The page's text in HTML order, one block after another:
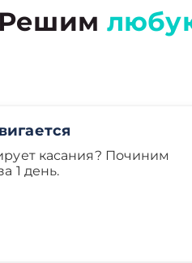
Решим
касания? Починим
1 день.